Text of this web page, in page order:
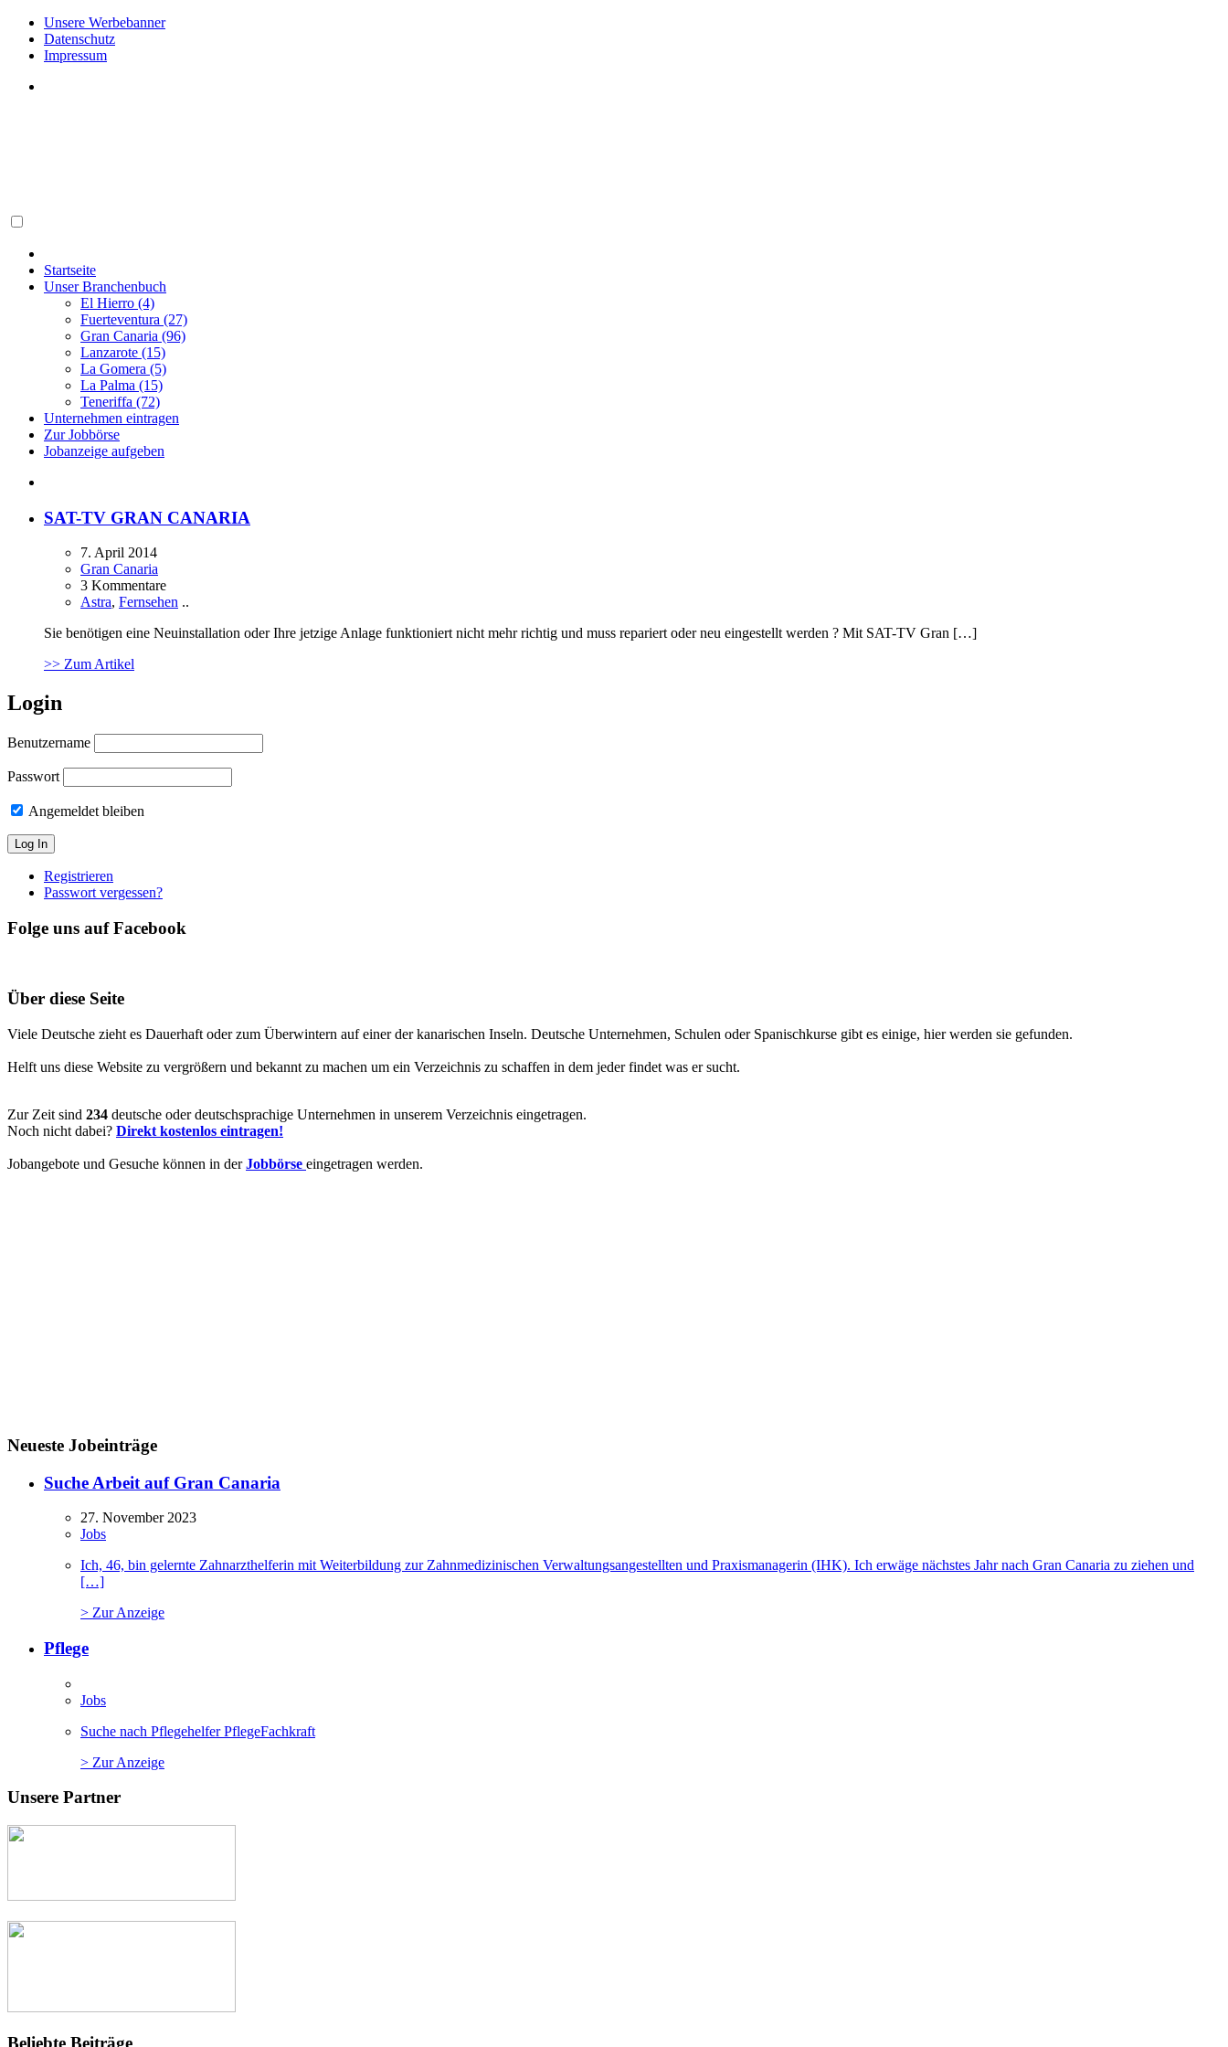
Unsere Werbebanner
Datenschutz
Impressum
Startseite
Unser Branchenbuch
El Hierro (4)
Fuerteventura (27)
Gran Canaria (96)
Lanzarote (15)
La Gomera (5)
La Palma (15)
Teneriffa (72)
Unternehmen eintragen
Zur Jobbörse
Jobanzeige aufgeben
SAT-TV GRAN CANARIA
7. April 2014
Gran Canaria
3 Kommentare
Astra, Fernsehen ..
Sie benötigen eine Neuinstallation oder Ihre jetzige Anlage funktioniert nicht mehr richtig und muss repariert oder neu eingestellt werden ? Mit SAT-TV Gran […]
>> Zum Artikel
Login
Benutzername
Passwort
Angemeldet bleiben
Registrieren
Passwort vergessen?
Folge uns auf Facebook
Über diese Seite
Viele Deutsche zieht es Dauerhaft oder zum Überwintern auf einer der kanarischen Inseln. Deutsche Unternehmen, Schulen oder Spanischkurse gibt es einige, hier werden sie gefunden.
Helft uns diese Website zu vergrößern und bekannt zu machen um ein Verzeichnis zu schaffen in dem jeder findet was er sucht.
Zur Zeit sind 234 deutsche oder deutschsprachige Unternehmen in unserem Verzeichnis eingetragen.
Noch nicht dabei? Direkt kostenlos eintragen!
Jobangebote und Gesuche können in derJobbörse eingetragen werden.
Neueste Jobeinträge
Suche Arbeit auf Gran Canaria
27. November 2023
Jobs
Ich, 46, bin gelernte Zahnarzthelferin mit Weiterbildung zur Zahnmedizinischen Verwaltungsangestellten und Praxismanagerin (IHK). Ich erwäge nächstes Jahr nach Gran Canaria zu ziehen und
[…]
> Zur Anzeige
Pflege
Jobs
Suche nach Pflegehelfer PflegeFachkraft
> Zur Anzeige
Unsere Partner
Beliebte Beiträge